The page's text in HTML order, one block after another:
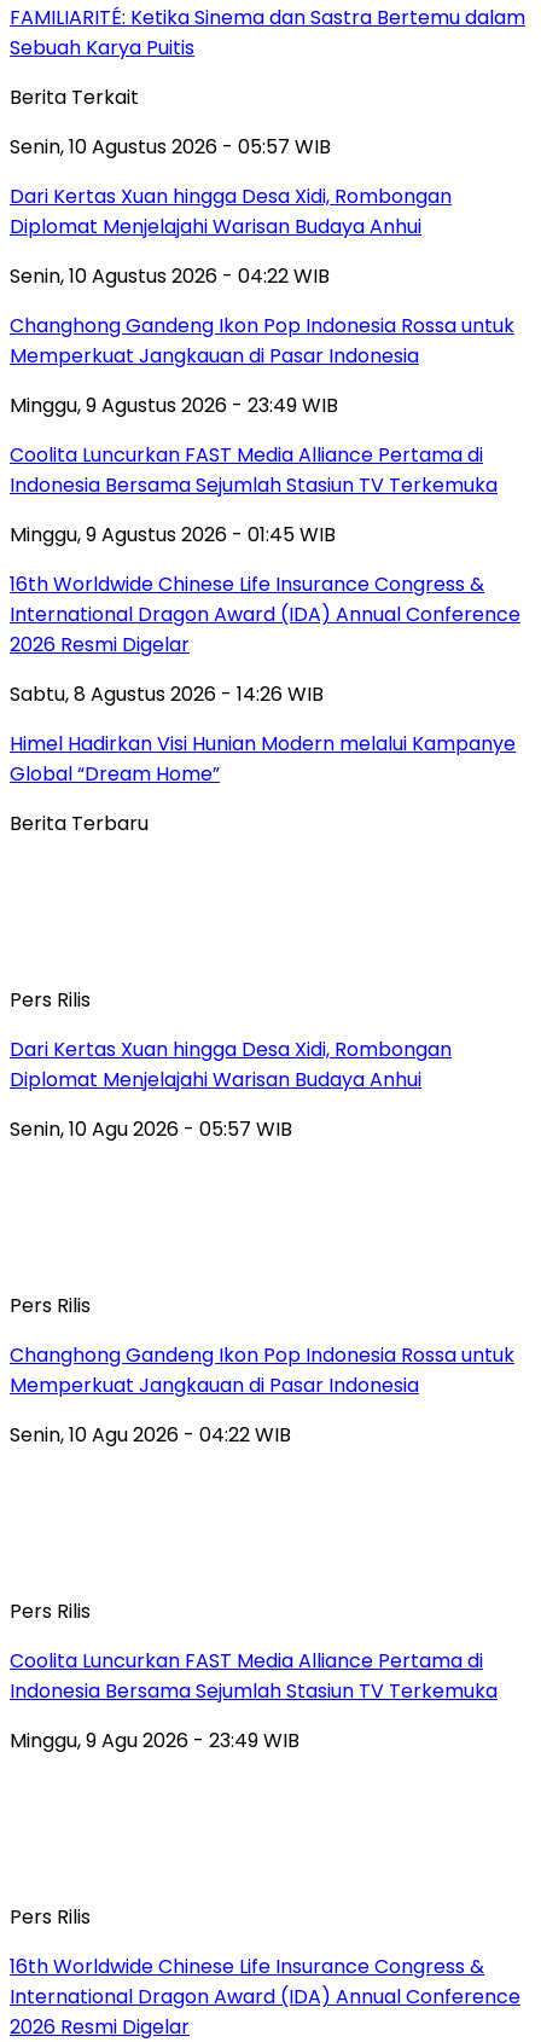
FAMILIARITÉ: Ketika Sinema dan Sastra Bertemu dalam
Sebuah Karya Puitis
Berita Terkait
Senin, 10 Agustus 2026 - 05:57 WIB
Dari Kertas Xuan hingga Desa Xidi, Rombongan
Diplomat Menjelajahi Warisan Budaya Anhui
Senin, 10 Agustus 2026 - 04:22 WIB
Changhong Gandeng Ikon Pop Indonesia Rossa untuk
Memperkuat Jangkauan di Pasar Indonesia
Minggu, 9 Agustus 2026 - 23:49 WIB
Coolita Luncurkan FAST Media Alliance Pertama di
Indonesia Bersama Sejumlah Stasiun TV Terkemuka
Minggu, 9 Agustus 2026 - 01:45 WIB
16th Worldwide Chinese Life Insurance Congress &
International Dragon Award (IDA) Annual Conference
2026 Resmi Digelar
Sabtu, 8 Agustus 2026 - 14:26 WIB
Himel Hadirkan Visi Hunian Modern melalui Kampanye
Global “Dream Home”
Berita Terbaru
Pers Rilis
Dari Kertas Xuan hingga Desa Xidi, Rombongan
Diplomat Menjelajahi Warisan Budaya Anhui
Senin, 10 Agu 2026 - 05:57 WIB
Pers Rilis
Changhong Gandeng Ikon Pop Indonesia Rossa untuk
Memperkuat Jangkauan di Pasar Indonesia
Senin, 10 Agu 2026 - 04:22 WIB
Pers Rilis
Coolita Luncurkan FAST Media Alliance Pertama di
Indonesia Bersama Sejumlah Stasiun TV Terkemuka
Minggu, 9 Agu 2026 - 23:49 WIB
Pers Rilis
16th Worldwide Chinese Life Insurance Congress &
International Dragon Award (IDA) Annual Conference
2026 Resmi Digelar